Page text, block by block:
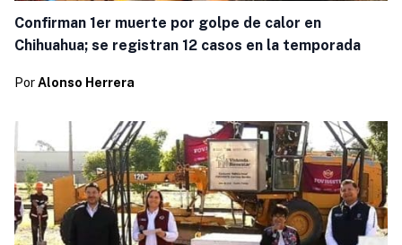
Confirman 1er muerte por golpe de calor en
Chihuahua; se registran 12 casos en la temporada
Por Alonso Herrera